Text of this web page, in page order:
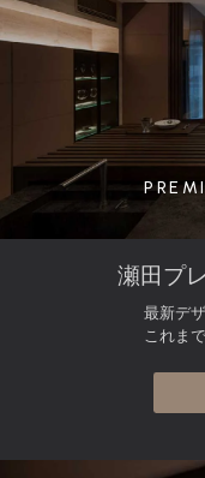
瀬田プ
最新デ
これま